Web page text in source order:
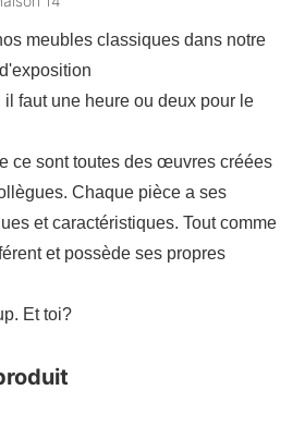
meubles classiques dans notre
il faut une heure ou deux pour le
ce sont toutes des œuvres créées
Chaque pièce a ses
et caractéristiques. Tout comme
et possède ses propres
Et toi?